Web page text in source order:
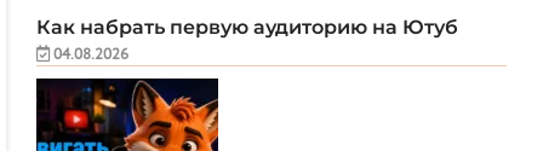
Как набрать первую аудиторию на Ютуб
04.08.2026